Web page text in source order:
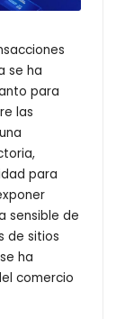
se ha
para
las
para
sensible de
de sitios
ha
comercio